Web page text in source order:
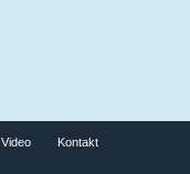
Video Kontakt